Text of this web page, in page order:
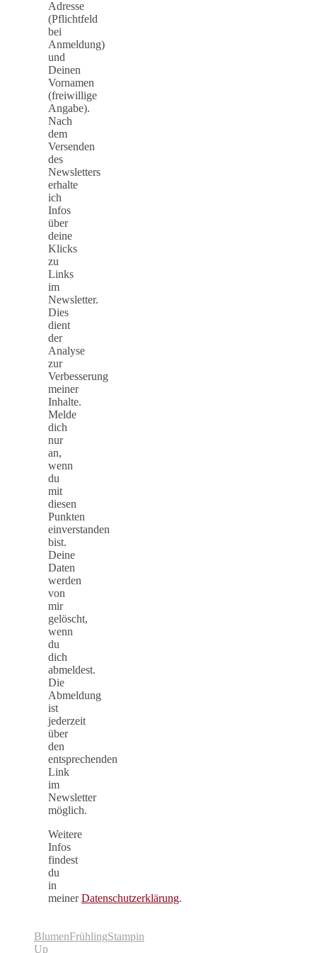
Adresse
(Pflichtfeld
bei
Anmeldung)
und
Deinen
Vornamen
(freiwillige
Angabe).
Nach
dem
Versenden
des
Newsletters
erhalte
ich
Infos
über
deine
Klicks
zu
Links
im
Newsletter.
Dies
dient
der
Analyse
zur
Verbesserung
meiner
Inhalte.
Melde
dich
nur
an,
wenn
du
mit
diesen
Punkten
einverstanden
bist.
Deine
Daten
werden
von
mir
gelöscht,
wenn
du
dich
abmeldest.
Die
Abmeldung
ist
jederzeit
über
den
entsprechenden
Link
im
Newsletter
möglich.
Weitere
Infos
findest
du
in
meinerDatenschutzerklärung.
BlumenFrühlingStampin
Up